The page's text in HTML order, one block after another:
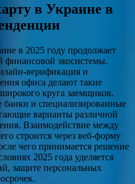
в Украине в
в 2025 году продолжает
финансовой экосистемы.
верификация и
офиса делают такие
круга заемщиков.
банки и специализированные
варианты различной
Взаимодействие между
строится через веб‑форму
чего принимается решение
2025 года уделяется
защите персональных